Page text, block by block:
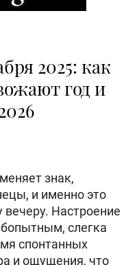
2025: как
год и
знак,
и именно это
Настроение
слегка
спонтанных
и ощущения, что